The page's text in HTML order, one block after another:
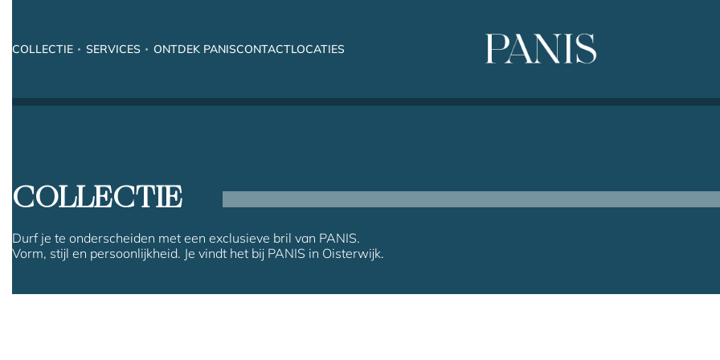
COLLECTIE SERVICES ONTDEK PANISCONTACTLOCATIES
COLLECTIE
Durf je te onderscheiden met een exclusieve bril van PANIS.
Vorm, stijl en persoonlijkheid. Je vindt het bij PANIS in Oisterwijk.